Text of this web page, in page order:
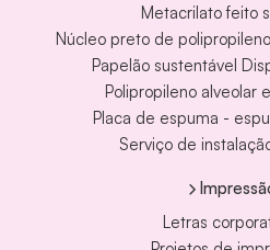
Metacrilato feito
Núcleo preto de
Papelão sustentável
Polipropileno alveolar
Placa de espuma -
Serviço de
Letras